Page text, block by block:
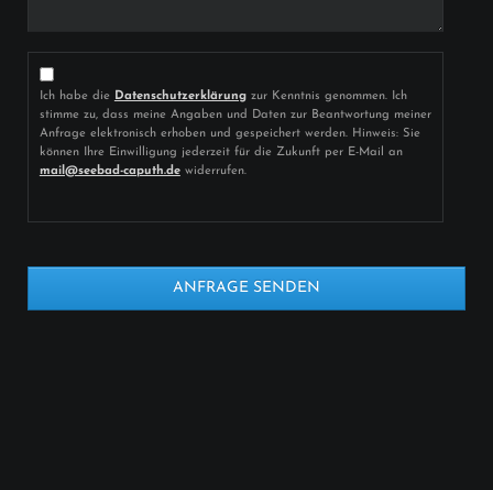
Ich habe die Datenschutzerklärungzur Kenntnis genommen. Ich
stimme zu, dass meine Angaben und Daten zur Beantwortung meiner
Anfrage elektronisch erhoben und gespeichert werden. Hinweis: Sie
können Ihre Einwilligung jederzeit für die Zukunft per E-Mail an
mail@seebad-caputh.dewiderrufen.
ANFRAGE SENDEN